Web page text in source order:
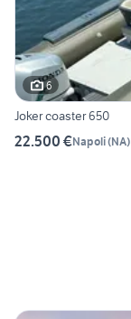
6
Joker coaster 650
22.500 €Napoli(NA)